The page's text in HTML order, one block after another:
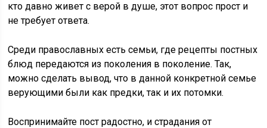
кто давно живет с верой в душе, этот вопрос прост и
не требует ответа.
Среди православных есть семьи, где рецепты постных
блюд передаются из поколения в поколение. Так,
можно сделать вывод, что в данной конкретной семье
верующими были как предки, так и их потомки.
Воспринимайте пост радостно, и страдания от